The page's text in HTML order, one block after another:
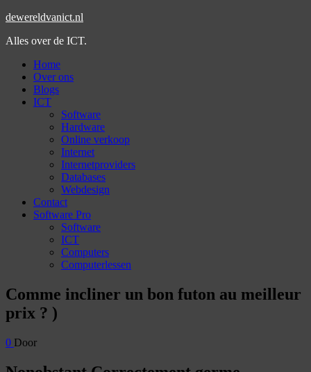
dewereldvanict.nl
Alles over de ICT.
Home
Over ons
Blogs
ICT
Software
Hardware
Online verkoop
Internet
Internetproviders
Databases
Webdesign
Contact
Software Pro
Software
ICT
Computers
Computerlessen
Comme incliner un bon futon au meilleur
prix ? )
0 Door